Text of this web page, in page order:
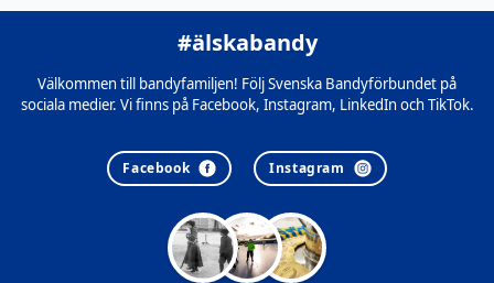
#älskabandy
Välkommen till bandyfamiljen! Följ Svenska Bandyförbundet på
sociala medier. Vi finns på Facebook, Instagram, LinkedIn och TikTok.
Facebook Instagram